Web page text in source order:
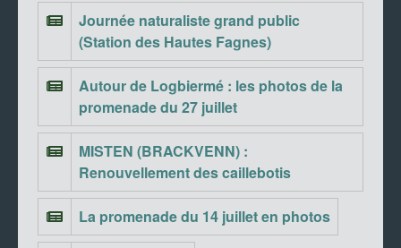
Journée naturaliste grand public
(Station des Hautes Fagnes)
Autour de Logbiermé : les photos de la
promenade du 27 juillet
MISTEN (BRACKVENN) :
Renouvellement des caillebotis
La promenade du 14 juillet en photos